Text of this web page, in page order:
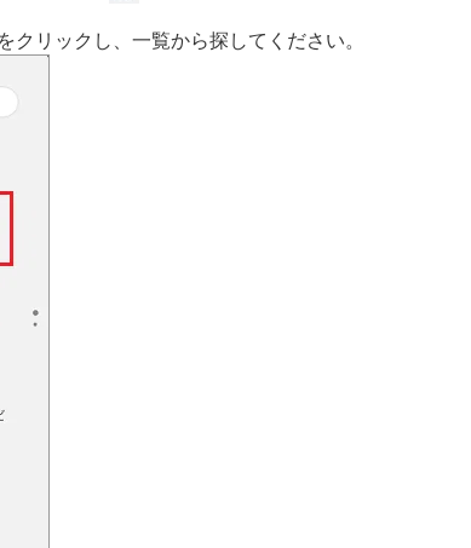
リックし、一覧から探してください。